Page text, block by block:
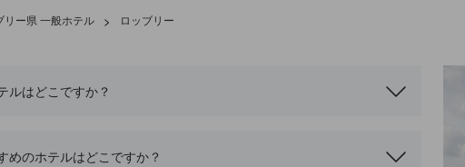
リー県 一般ホテル > ロッブリー
ルはどこですか？
めのホテルはどこですか？